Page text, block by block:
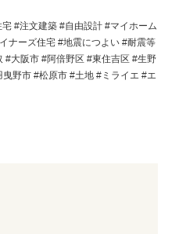
#注文建築 #自由設計 #マイホーム
ナーズ住宅 #地震につよい #耐震等
#大阪市 #阿倍野区 #東住吉区 #生野
野市 #松原市 #土地 #ミライエ #エ